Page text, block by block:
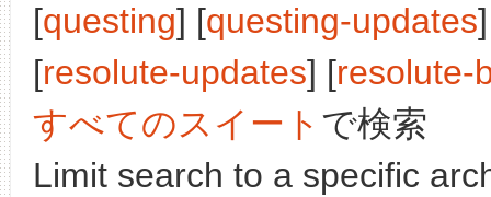
[questing] [questing-updates
[resolute-updates] [resolute-
すべてのスイート で検索
Limit search to a specific